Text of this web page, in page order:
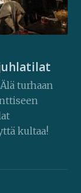
turhaan
kultaa!